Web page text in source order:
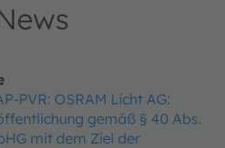
PVR: OSRAM Licht AG:
gemäß § 40 Abs.
mit dem Ziel der